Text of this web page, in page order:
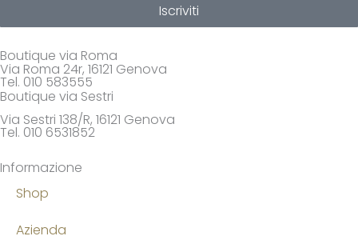
Iscriviti
Boutique via Roma
Via Roma 24r, 16121 Genova
Tel. 010 583555
Boutique via Sestri
Via Sestri 138/R, 16121 Genova
Tel. 010 6531852
Informazione
Shop
Azienda